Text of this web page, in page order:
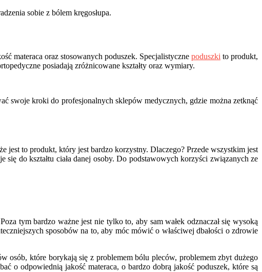
sobie z bólem kręgosłupa.
materaca oraz stosowanych poduszek. Specjalistyczne poduszki to produkt,
posiadają zróżnicowane kształty oraz wymiary.
swoje kroki do profesjonalnych sklepów medycznych, gdzie można zetknąć
jest to produkt, który jest bardzo korzystny. Dlaczego? Przede wszystkim jest
do kształtu ciała danej osoby. Do podstawowych korzyści związanych ze
tym bardzo ważne jest nie tylko to, aby sam wałek odznaczał się wysoką
sposobów na to, aby móc mówić o właściwej dbałości o zdrowie
osób, które borykają się z problemem bólu pleców, problemem zbyt dużego
o odpowiednią jakość materaca, o bardzo dobrą jakość poduszek, które są